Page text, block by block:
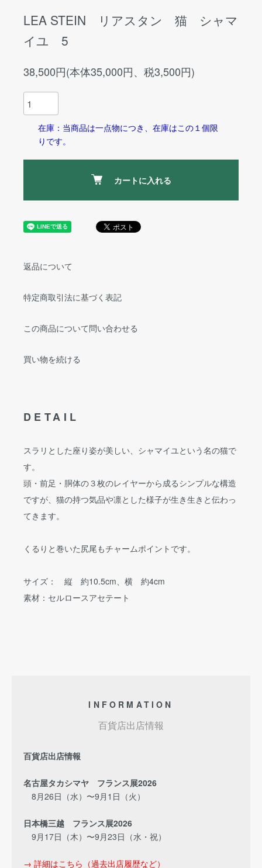
LEA STEIN リアスタン 猫 シャマ
イユ 5
38,500円(本体35,000円、税3,500円)
在庫：当商品は一点物につき、在庫はこの１個限
りです。
カートに入れる
返品について
特定商取引法に基づく表記
この商品について問い合わせる
買い物を続ける
DETAIL
スラリとした座り姿が美しい、シャマイユという名の猫で
す。
頭・前足・胴体の３枚のレイヤーから成るシンプルな構造
ですが、猫の持つ気品や凛とした様子が生き生きと伝わっ
てきます。
くるりと巻いた尻尾もチャームポイントです。
サイズ： 縦 約10.5cm、横 約4cm
素材：セルロースアセテート
INFORMATION
百貨店出店情報
百貨店出店情報
名古屋タカシマヤ フランス展2026
8月26日（水）〜9月1日（火）
日本橋三越 フランス展2026
9月17日（木）〜9月23日（水・祝）
→ 詳細はこちら（過去出店履歴など）